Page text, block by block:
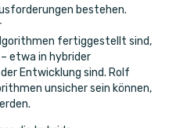
bestehen.
fertiggestellt sind,
etwa in hybrider
Entwicklung sind. Rolf
unsicher sein können,